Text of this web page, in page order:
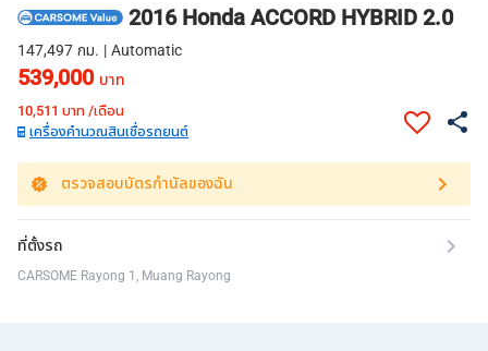
2016 Honda ACCORD HYBRID 2.0
147,497 กม. | Automatic
539,000 บาท
10,511 บาท /เดือน
เครื่องคำนวณสินเชื่อรถยนต์
ตรวจสอบบัตรกำนัลของฉัน
ที่ตั้งรถ
CARSOME Rayong 1, Muang Rayong